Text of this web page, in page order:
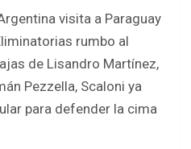
visita a Paraguay
rumbo al
de Lisandro Martínez,
Pezzella, Scaloni ya
para defender la cima